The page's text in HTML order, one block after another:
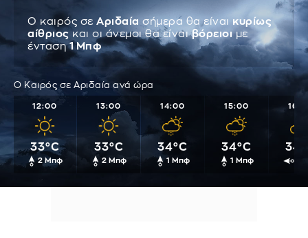
Ο καιρός σε Αριδαία σήμερα θα είναι κυρίως
αίθριος και οι άνεμοι θα είναιβόρειοιμε
ένταση1 Μπφ
Ο Καιρός σε Αριδαία ανά ώρα
12:00
33°C
2 Μπφ
13:00
33°C
2 Μπφ
14:00
34°C
1 Μπφ
15:00
34°C
1 Μπφ